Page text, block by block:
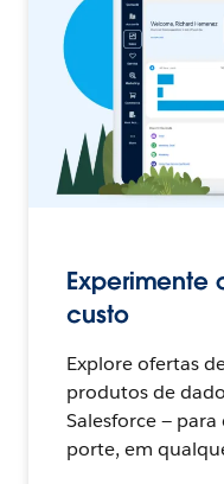
Experimente
custo
Explore ofertas
produtos de
Salesforce —
porte, em